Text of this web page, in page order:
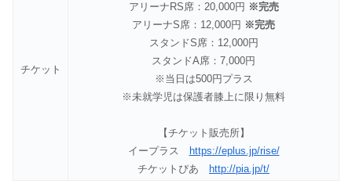
チケット
アリーナRS席：20,000円 ※完売
アリーナS席：12,000円 ※完売
スタンドS席：12,000円
スタンドA席：7,000円
※当日は500円プラス
※未就学児は保護者膝上に限り無料
【チケット販売所】
イープラス
https://eplus.jp/rise/
チケットぴあ
http://pia.jp/t/